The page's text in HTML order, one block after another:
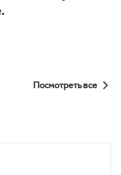
Посмотреть все